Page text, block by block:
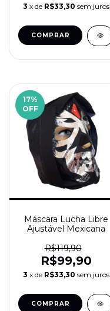
3 x de R$33,30 sem juros
17%
OFF
Máscara Lucha Libre
Ajustável Mexicana
R$119,90
R$99,90
3 x de R$33,30 sem juros